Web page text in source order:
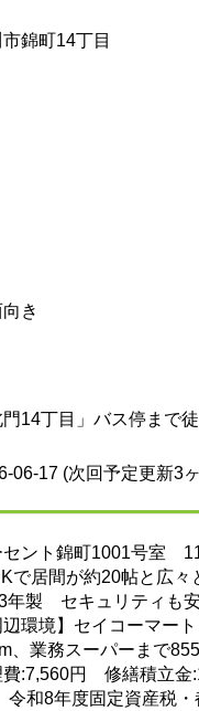
錦町14丁目
き
門14丁目」バス停まで
06-17 (次回予定更新3
セント錦町1001号室
で居間が約20帖と広々
年製 セキュリティも安
辺環境】セイコーマー
、業務スーパーまで
費:7,560円 修繕積立
和8年度固定資産税・